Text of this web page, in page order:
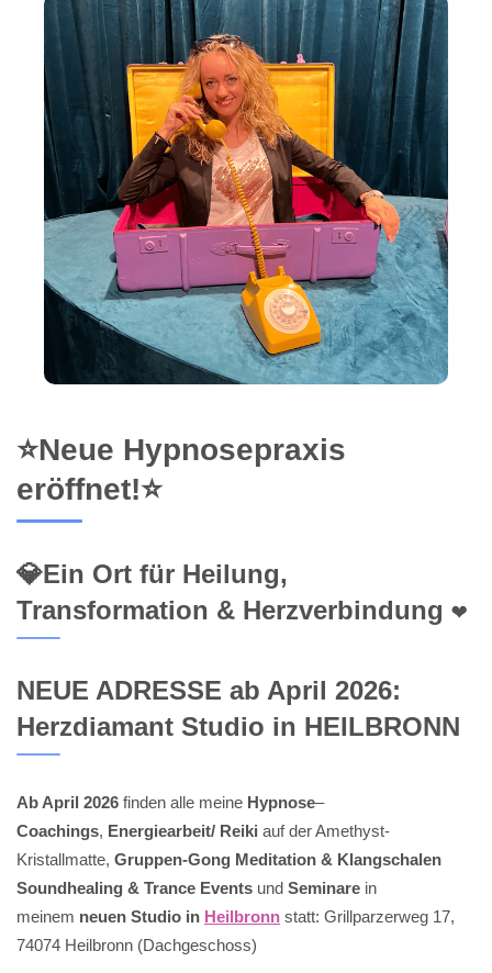
⭐Neue Hypnosepraxis
eröffnet!⭐
💎Ein Ort für Heilung,
Transformation & Herzverbindung ❤️
NEUE ADRESSE ab April 2026:
Herzdiamant Studio in HEILBRONN
Ab April 2026 finden alle meine Hypnose–
Coachings, Energiearbeit/ Reiki auf der Amethyst-
Kristallmatte, Gruppen-Gong Meditation & Klangschalen
Soundhealing & Trance Events und Seminare in
meinem neuen Studio in Heilbronn statt: Grillparzerweg 17,
74074 Heilbronn (Dachgeschoss)